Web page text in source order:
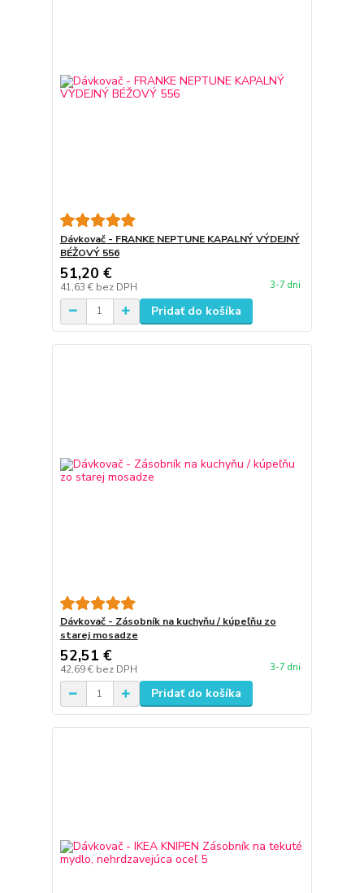
Dávkovač - FRANKE NEPTUNE KAPALNÝ VÝDEJNÝ
BÉŽOVÝ 556
51,20 €
41,63 € bez DPH 3-7 dni
Pridať do košíka
Dávkovač - Zásobník na kuchyňu / kúpeľňu zo
starej mosadze
52,51 €
42,69 € bez DPH 3-7 dni
Pridať do košíka